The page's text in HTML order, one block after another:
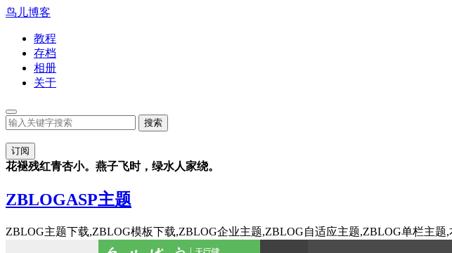
鸟儿博客
教程
存档
相册
关于
订阅
花褪残红青杏小。燕子飞时，绿水人家绕。
ZBLOGASP主题
ZBLOG主题下载,ZBLOG模板下载,ZBLOG企业主题,ZBLOG自适应主题,ZBLOG单栏主